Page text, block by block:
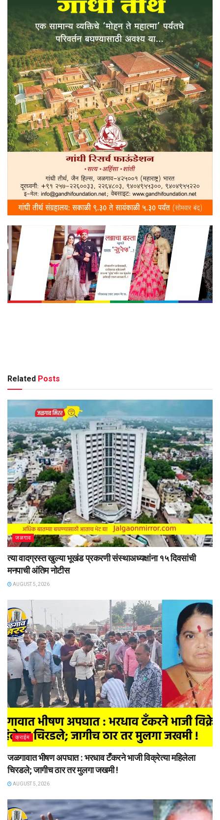
Related Posts
जळगाव
त्या वादग्रस्त खुल्या भूखंड प्रकरणी संस्थाअध्यक्षांना १५ दिवसांची
मनपाची अंतिम नोटीस
AUGUST 5, 2026
क्राईम
जळगावात भीषण अपघात : भरधाव टँकरने भाजी विक्रेत्या महिलेला
चिरडले; जागीच ठार तर मुलगा जखमी !
AUGUST 5, 2026